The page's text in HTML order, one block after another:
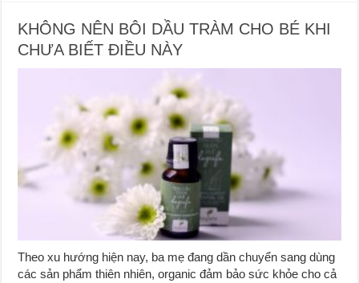
KHÔNG NÊN BÔI DẦU TRÀM CHO BÉ KHI
CHƯA BIẾT ĐIỀU NÀY
Theo xu hướng hiện nay, ba mẹ đang dần chuyển sang dùng
các sản phẩm thiên nhiên, organic đảm bảo sức khỏe cho cả